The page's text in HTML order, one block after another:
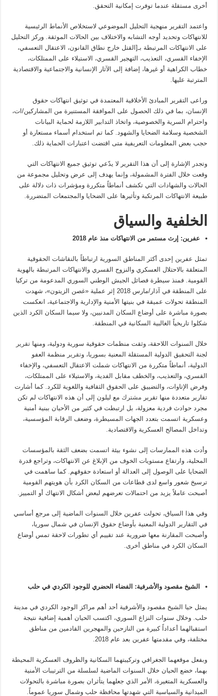
أخرى مستقلة عندما توفرت إمكانية التحقق.
واعتمد التقرير منهجية التحليل الموضوعي لاستخلاص الأنماط الرئيسية
للانتهاكات وتحديد أوجه التشابه والاختلاف بين الحالات الموثقة. وركز التحليل
على الانتهاكات المرتبطة بـ[القتل خارج نطاق القانون، الاعتقال التعسفي،
الإخفاء القسري، التعذيب، التهجير القسري، الاستيلاء على الممتلكات،
خطاب الكراهية أو غيرها، إضافة إلى الآثار الإنسانية والاجتماعية والاقتصادية
المترتبة عليها.
وراعى التقرير المبادئ الأخلاقية المعتمدة في توثيق انتهاكات حقوق
الإنسان، بما في ذلك الحصول على الموافقة المستنيرة من المشاركين/ات،
واحترام السرية والخصوصية، واتخاذ التدابير اللازمة لحماية البيانات
الشخصية وسلامة الضحايا والشهود. كما تم استخدام أسماء مستعارة أو
حجب بعض المعلومات التعريفية متى اقتضت اعتبارات الحماية ذلك.
وتجدر الإشارة إلى أن هذا التقرير لا يدّعي توثيق جميع الانتهاكات التي
وقعت خلال الفترة المشمولة، وإنما يهدف إلى عرض وتحليل مجموعة من
الحالات والشهادات التي تكشف أنماطاً متكررة ومؤشرات ذات دلالة على
طبيعة الانتهاكات المرتكبة وتأثيرها على الضحايا والمجتمعات المتضررة.
الخلفية والسياق
عفرين: إرث مستمر من الانتهاكات منذ عام 2018
تمثل عفرين إحدى أكثر المناطق السورية ارتباطاً بالنقاشات الحقوقية
المتعلقة بالاحتلال العسكري والنزوح القسري والانتهاكات المرتبطة بالهوية
القومية. فمنذ سيطرة فصائل الجيش الوطني السوري المدعومة من تركيا
على المنطقة في آذار/مارس 2018 إثر عملية «غصن الزيتون»، شهدت
المنطقة تحولات عميقة في بنيتها الأمنية والإدارية والاجتماعية، انعكست
بصورة مباشرة على أوضاع السكان المدنيين، ولا سيما السكان الكرد الذين
شكلوا تاريخياً الغالبية السكانية في المنطقة.
خلال السنوات اللاحقة، وثقت منظمات حقوقية سورية ودولية، ومنهاتقرير
لجنة التحقيق الدولية المستقلة المعنية بسوريا، وتقرير منظمة العفو
الدولية، أنماطاً متكررة من الانتهاكات شملت الاعتقال التعسفي، والإخفاء
القسري، والتعذيب، والخطف مقابل الفدية، والاستيلاء على الممتلكات،
وفرض الإتاوات، والتضييق على الحقوق الثقافية واللغوية للكرد. كما أشارت
تقارير متعددة منها تقرير مشترك مع ليلون إلى أن هذه الانتهاكات لم تكن
مجرد حوادث فردية معزولة، بل ارتبطت في كثير من الأحيان ببنية أمنية
وعسكرية اتسمت بتعدد الجهات المسيطرة، وضعف الرقابة المؤسسية،
وتداخل المصالح العسكرية والاقتصادية.
وأدت هذه الممارسات إلى نشوء بيئة اتسمت بضعف الثقة بالمؤسسات
المحلية، وارتفاع مستويات الخوف من الإبلاغ عن الانتهاكات، وتراجع قدرة
الضحايا على الوصول إلى العدالة أو استعادة حقوقهم. كما ساهمت في
ترسيخ شعور واسع لدى قطاعات من السكان الكرد بأن هويتهم القومية
أصبحت عاملاً يزيد من احتمالات تعرضهم لبعض أشكال الانتهاك أو التمييز.
وفي هذا السياق، تحولت عفرين خلال السنوات الماضية إلى مرجع أساسي
في التقارير الدولية المعنية بأوضاع حقوق الإنسان في شمال سوريا،
وأصبحت المقارنة معها ضرورية عند تقييم أي تطورات لاحقة تمس أوضاع
السكان الكرد في مناطق أخرى.
الشيخ مقصود والأشرفية: الفضاء الحضري للوجود الكردي في حلب
يمثل حيا الشيخ مقصود والأشرفية أحد أهم مراكز الوجود الكردي في مدينة
حلب. وخلال سنوات النزاع السوري، اكتسب الحيان أهمية إضافية نتيجة
استقبالهما أعداداً كبيرة من النازحين والمهجرين القادمين من مناطق
مختلفة، وفي مقدمتها عفرين بعد عام 2018.
وبفعل موقعهما الجغرافي وتركيبتهما السكانية والظروف العسكرية المحيطة
بهما، خضع الحيان خلال السنوات الماضية لسلسلة من الترتيبات الأمنية
والعسكرية المتغيرة، الأمر الذي جعلهما يتأثران بصورة مباشرة بالتحولات
الميدانية والسياسية التي شهدتها محافظة حلب وشمال سوريا عموماً.